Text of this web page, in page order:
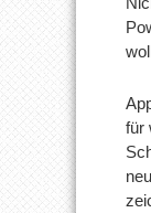
für